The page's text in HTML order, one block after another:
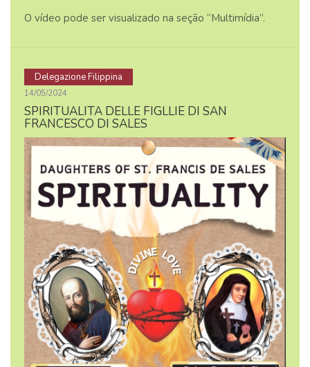
O vídeo pode ser visualizado na seção “Multimídia”.
Delegazione Filippina
14/05/2024
SPIRITUALITA DELLE FIGLLIE DI SAN
FRANCESCO DI SALES